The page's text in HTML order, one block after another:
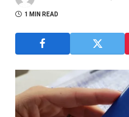
1 MIN READ